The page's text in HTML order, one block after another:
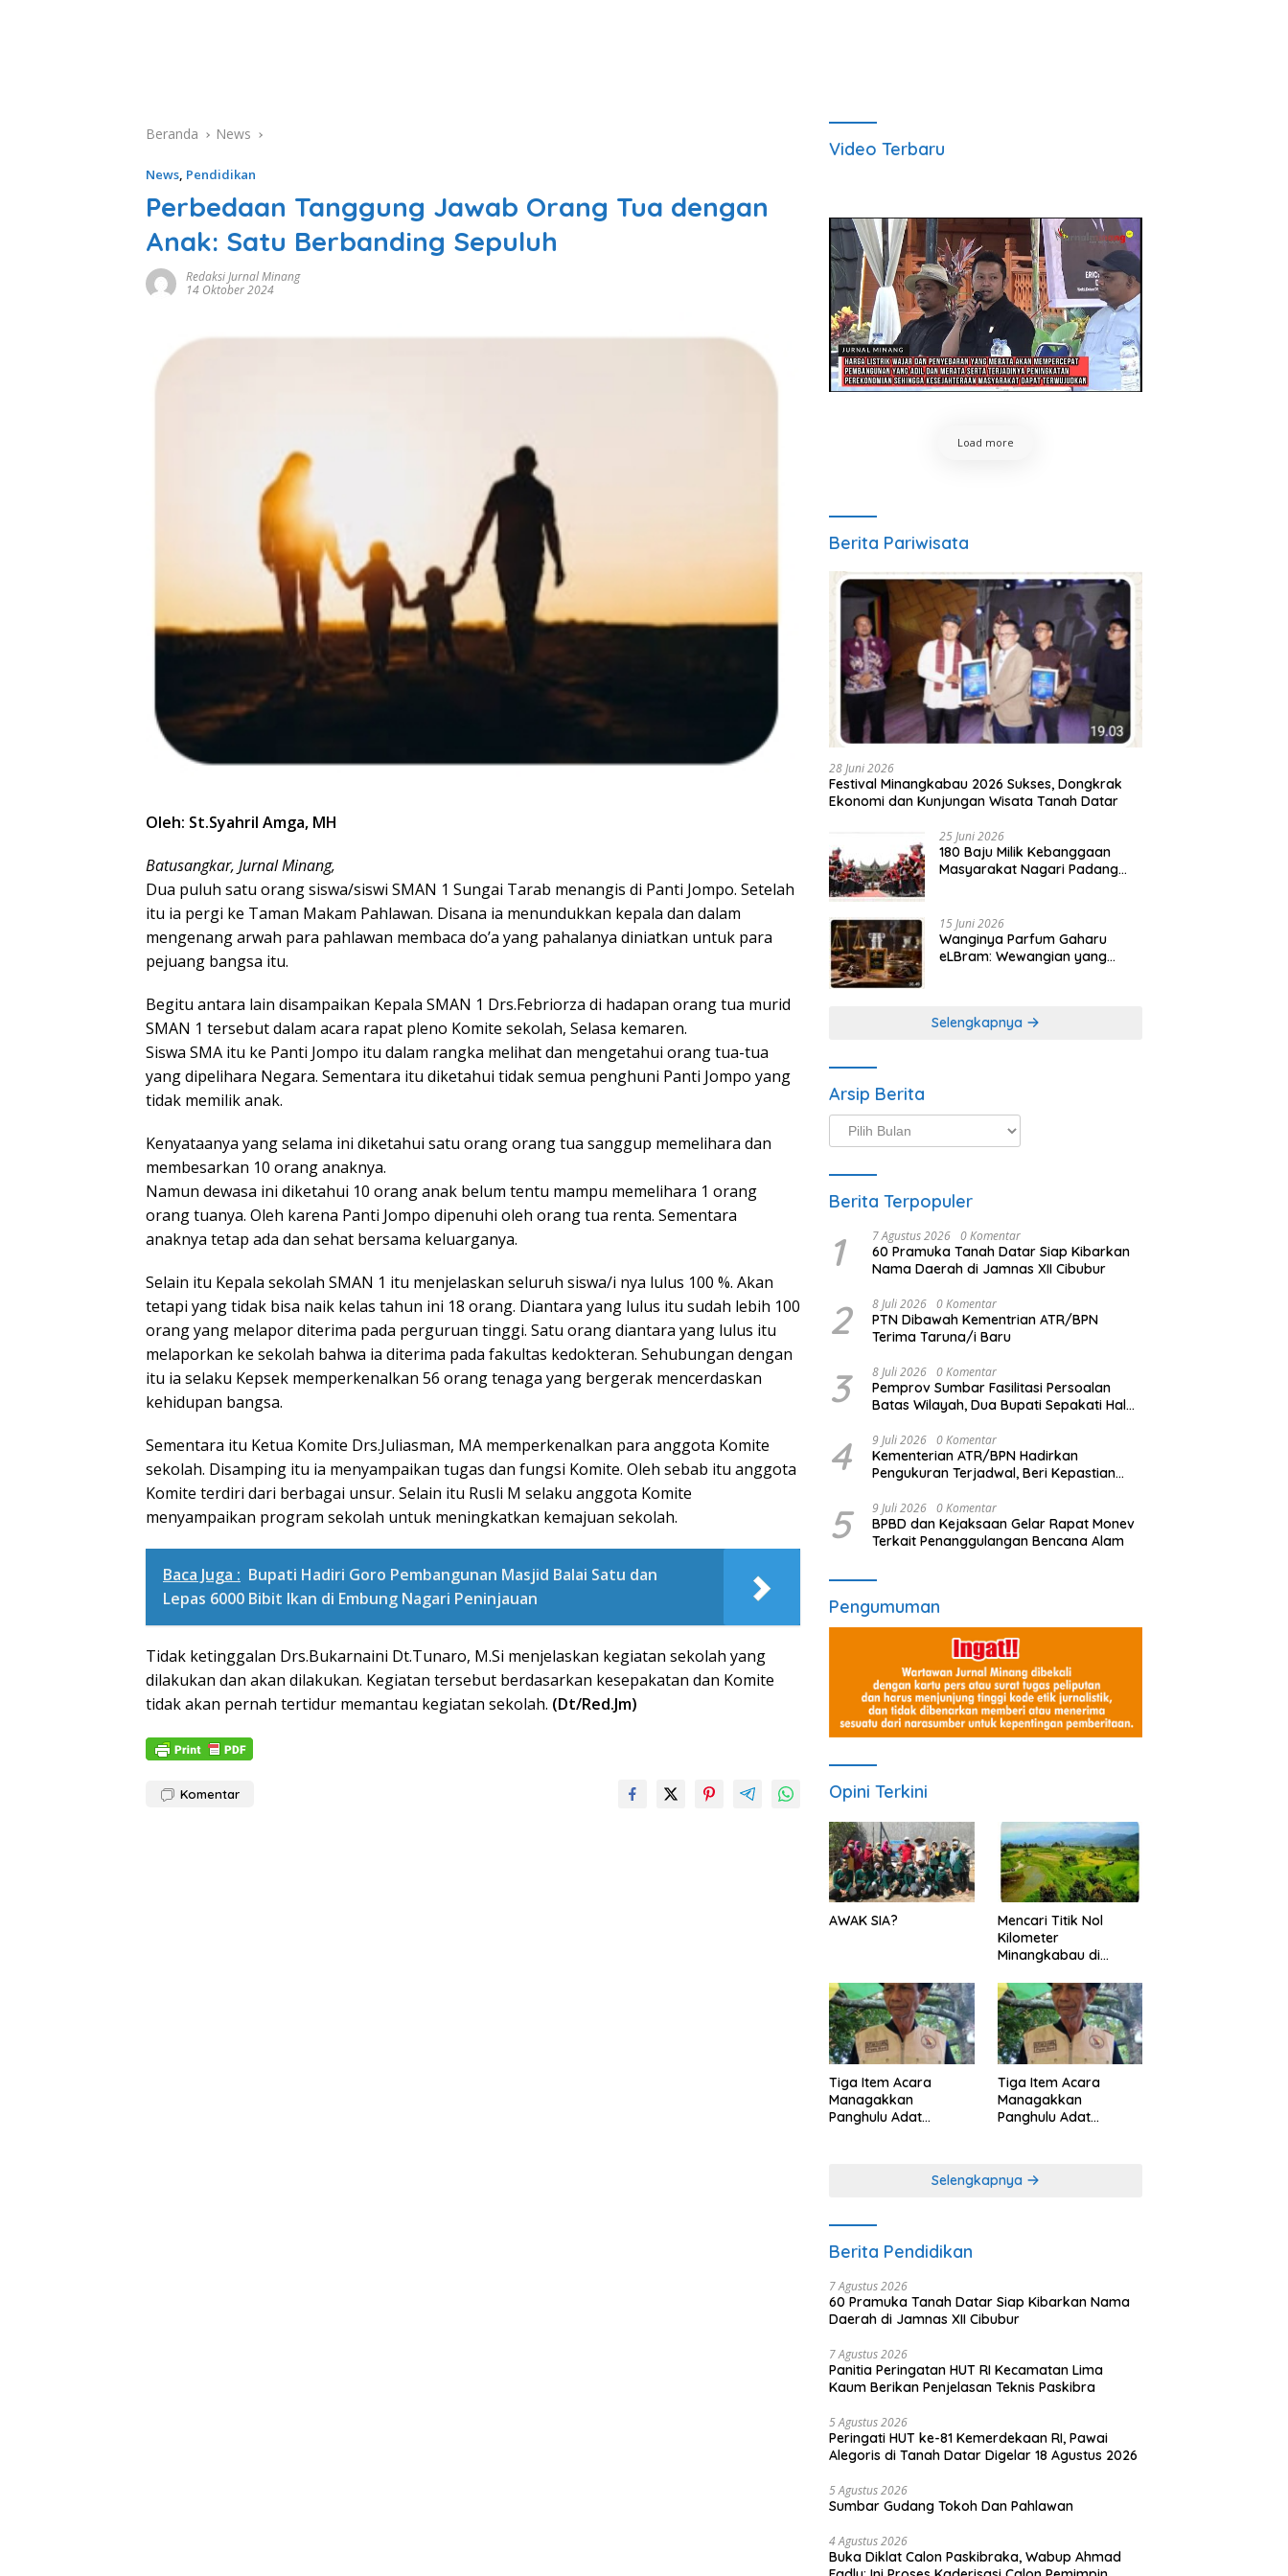
Beranda News
News, Pendidikan
Perbedaan Tanggung Jawab Orang Tua dengan
Anak: Satu Berbanding Sepuluh
Redaksi Jurnal Minang
14 Oktober 2024
Oleh: St.Syahril Amga, MH
Batusangkar, Jurnal Minang,
Dua puluh satu orang siswa/siswi SMAN 1 Sungai Tarab menangis di Panti Jompo. Setelah
itu ia pergi ke Taman Makam Pahlawan. Disana ia menundukkan kepala dan dalam
mengenang arwah para pahlawan membaca do’a yang pahalanya diniatkan untuk para
pejuang bangsa itu.
Begitu antara lain disampaikan Kepala SMAN 1 Drs.Febriorza di hadapan orang tua murid
SMAN 1 tersebut dalam acara rapat pleno Komite sekolah, Selasa kemaren.
Siswa SMA itu ke Panti Jompo itu dalam rangka melihat dan mengetahui orang tua-tua
yang dipelihara Negara. Sementara itu diketahui tidak semua penghuni Panti Jompo yang
tidak memilik anak.
Kenyataanya yang selama ini diketahui satu orang orang tua sanggup memelihara dan
membesarkan 10 orang anaknya.
Namun dewasa ini diketahui 10 orang anak belum tentu mampu memelihara 1 orang
orang tuanya. Oleh karena Panti Jompo dipenuhi oleh orang tua renta. Sementara
anaknya tetap ada dan sehat bersama keluarganya.
Selain itu Kepala sekolah SMAN 1 itu menjelaskan seluruh siswa/i nya lulus 100 %. Akan
tetapi yang tidak bisa naik kelas tahun ini 18 orang. Diantara yang lulus itu sudah lebih 100
orang yang melapor diterima pada perguruan tinggi. Satu orang diantara yang lulus itu
melaporkan ke sekolah bahwa ia diterima pada fakultas kedokteran. Sehubungan dengan
itu ia selaku Kepsek memperkenalkan 56 orang tenaga yang bergerak mencerdaskan
kehidupan bangsa.
Sementara itu Ketua Komite Drs.Juliasman, MA memperkenalkan para anggota Komite
sekolah. Disamping itu ia menyampaikan tugas dan fungsi Komite. Oleh sebab itu anggota
Komite terdiri dari berbagai unsur. Selain itu Rusli M selaku anggota Komite
menyampaikan program sekolah untuk meningkatkan kemajuan sekolah.
Baca Juga : Bupati Hadiri Goro Pembangunan Masjid Balai Satu dan
Lepas 6000 Bibit Ikan di Embung Nagari Peninjauan
Tidak ketinggalan Drs.Bukarnaini Dt.Tunaro, M.Si menjelaskan kegiatan sekolah yang
dilakukan dan akan dilakukan. Kegiatan tersebut berdasarkan kesepakatan dan Komite
tidak akan pernah tertidur memantau kegiatan sekolah. (Dt/Red.Jm)
Komentar
Video Terbaru
Load more
Berita Pariwisata
28 Juni 2026
Festival Minangkabau 2026 Sukses, Dongkrak
Ekonomi dan Kunjungan Wisata Tanah Datar
25 Juni 2026
180 Baju Milik Kebanggaan
Masyarakat Nagari Padang
Minangkabau
15 Juni 2026
Wanginya Parfum Gaharu
eLBram: Wewangian yang
Selengkapnya
Arsip Berita
Arsip
Berita
Berita Terpopuler
1 7 Agustus 2026 0 Komentar
60 Pramuka Tanah Datar Siap Kibarkan
Nama Daerah di Jamnas XII Cibubur
2 8 Juli 2026 0 Komentar
PTN Dibawah Kementrian ATR/BPN
Terima Taruna/i Baru
3 8 Juli 2026 0 Komentar
Pemprov Sumbar Fasilitasi Persoalan
Batas Wilayah, Dua Bupati Sepakati Hal
4 9 Juli 2026 0 Komentar
Kementerian ATR/BPN Hadirkan
Pengukuran Terjadwal, Beri Kepastian
5 9 Juli 2026 0 Komentar
BPBD dan Kejaksaan Gelar Rapat Monev
Terkait Penanggulangan Bencana Alam
Pengumuman
Opini Terkini
AWAK SIA?
Mencari Titik Nol
Kilometer
Minangkabau di
Dimanakah Lokasi
nya?
Tiga Item Acara
Managakkan
Panghulu Adat
Tiga Item Acara
Managakkan
Panghulu Adat
Selengkapnya
Berita Pendidikan
7 Agustus 2026
60 Pramuka Tanah Datar Siap Kibarkan Nama
Daerah di Jamnas XII Cibubur
7 Agustus 2026
Panitia Peringatan HUT RI Kecamatan Lima
Kaum Berikan Penjelasan Teknis Paskibra
5 Agustus 2026
Peringati HUT ke-81 Kemerdekaan RI, Pawai
Alegoris di Tanah Datar Digelar 18 Agustus 2026
5 Agustus 2026
Sumbar Gudang Tokoh Dan Pahlawan
4 Agustus 2026
Buka Diklat Calon Paskibraka, Wabup Ahmad